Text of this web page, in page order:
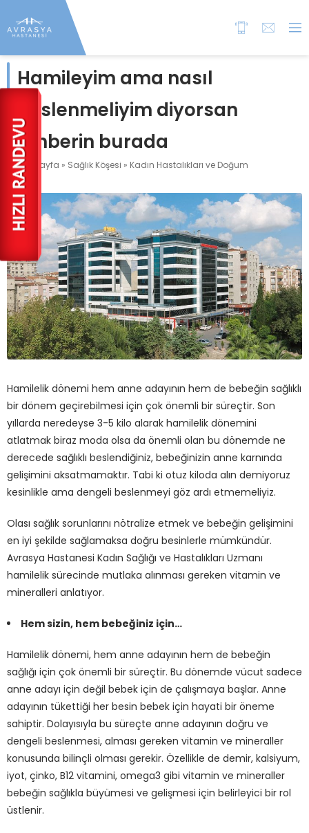
Hamileyim ama nasıl
beslenmeliyim diyorsan
rehberin burada
Anasayfa » Sağlık Köşesi » Kadın Hastalıkları ve Doğum
Hamilelik dönemi hem anne adayının hem de bebeğin sağlıklı
bir dönem geçirebilmesi için çok önemli bir süreçtir. Son
yıllarda neredeyse 3-5 kilo alarak hamilelik dönemini
atlatmak biraz moda olsa da önemli olan bu dönemde ne
derecede sağlıklı beslendiğiniz, bebeğinizin anne karnında
gelişimini aksatmamaktır. Tabi ki otuz kiloda alın demiyoruz
kesinlikle ama dengeli beslenmeyi göz ardı etmemeliyiz.
Olası sağlık sorunlarını nötralize etmek ve bebeğin gelişimini
en iyi şekilde sağlamaksa doğru besinlerle mümkündür.
Avrasya Hastanesi Kadın Sağlığı ve Hastalıkları Uzmanı
hamilelik sürecinde mutlaka alınması gereken vitamin ve
mineralleri anlatıyor.
Hem sizin, hem bebeğiniz için…
Hamilelik dönemi, hem anne adayının hem de bebeğin
sağlığı için çok önemli bir süreçtir. Bu dönemde vücut sadece
anne adayı için değil bebek için de çalışmaya başlar. Anne
adayının tükettiği her besin bebek için hayati bir öneme
sahiptir. Dolayısıyla bu süreçte anne adayının doğru ve
dengeli beslenmesi, alması gereken vitamin ve mineraller
konusunda bilinçli olması gerekir. Özellikle de demir, kalsiyum,
iyot, çinko, B12 vitamini, omega3 gibi vitamin ve mineraller
bebeğin sağlıkla büyümesi ve gelişmesi için belirleyici bir rol
üstlenir.